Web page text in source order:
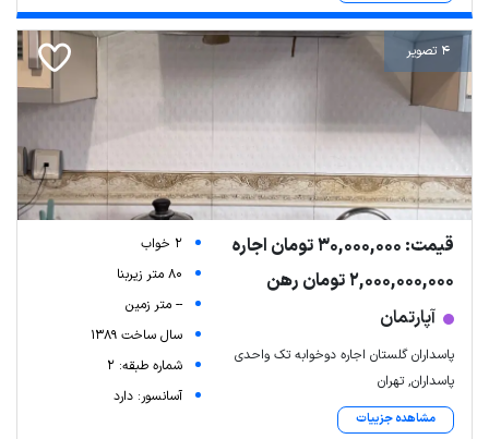
4 تصویر
قیمت: 30,000,000 تومان اجاره
2,000,000,000 تومان رهن
آپارتمان
پاسداران گلستان اجاره دوخوابه تک واحدی
پاسداران, تهران
مشاهده جزییات
2 خواب
80 متر زیربنا
-- متر زمین
سال ساخت 1389
شماره طبقه: 2
آسانسور: دارد